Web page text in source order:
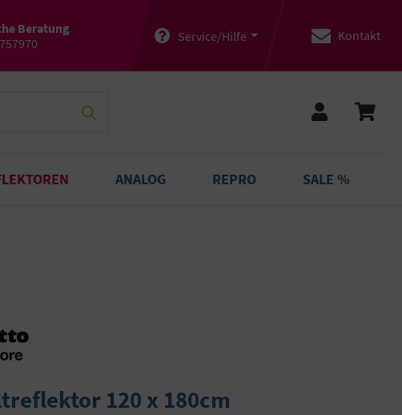
Beratung
Service/Hilfe Kontakt
ANALOG REPRO SALE %
120 x 180cm